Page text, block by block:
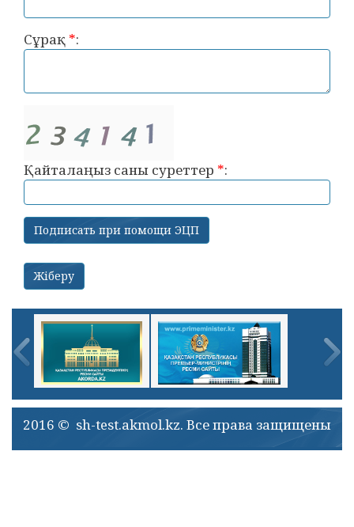
Сұрақ *:
Қайталаңыз саны суреттер *:
2016 © sh-test.akmol.kz. Все права защищены